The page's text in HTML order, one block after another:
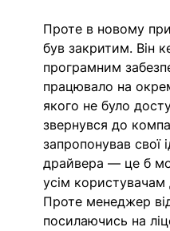
Проте в новому
був закритим. Він
програмним
працювало на
якого не було
звернувся до
запропонував свої
драйвера — це б
усім користувачам
Проте менеджер
посилаючись на